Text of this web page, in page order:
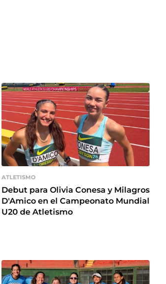
ATLETISMO
Debut para Olivia Conesa y Milagros
D'Amico en el Campeonato Mundial
U20 de Atletismo